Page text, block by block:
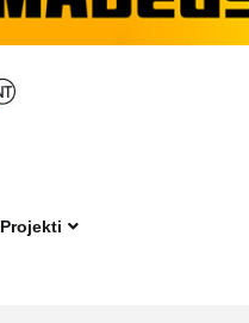
Projekti